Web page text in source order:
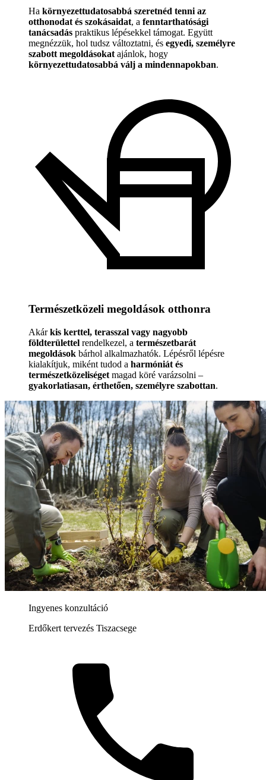
Ha környezettudatosabbá szeretnéd tenni az
otthonodat és szokásaidat, a fenntarthatósági
tanácsadás praktikus lépésekkel támogat. Együtt
megnézzük, hol tudsz változtatni, és egyedi, személyre
szabott megoldásokatajánlok, hogy
környezettudatosabbá válj a mindennapokban.
Természetközeli megoldások otthonra
Akárkis kerttel, terasszal vagy nagyobb
földterülettel rendelkezel, a természetbarát
megoldások bárhol alkalmazhatók. Lépésről lépésre
kialakítjuk, miként tudod a harmóniát és
természetközeliséget magad köré varázsolni –
gyakorlatiasan, érthetően, személyre szabottan.
Ingyenes konzultáció
Erdőkert tervezés Tiszacsege